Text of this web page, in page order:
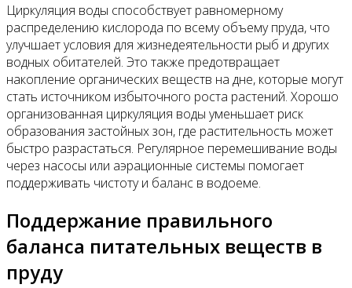
Циркуляция воды способствует равномерному
распределению кислорода по всему объему пруда, что
улучшает условия для жизнедеятельности рыб и других
водных обитателей. Это также предотвращает
накопление органических веществ на дне, которые могут
стать источником избыточного роста растений. Хорошо
организованная циркуляция воды уменьшает риск
образования застойных зон, где растительность может
быстро разрастаться. Регулярное перемешивание воды
через насосы или аэрационные системы помогает
поддерживать чистоту и баланс в водоеме.
Поддержание правильного
баланса питательных веществ в
пруду